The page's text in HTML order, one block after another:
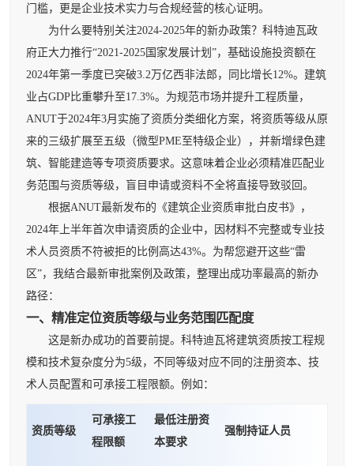
门槛，更是企业技术实力与合规经营的核心证明。
为什么要特别关注2024-2025年的新办政策？科特迪瓦政
府正大力推行“2021-2025国家发展计划”，基础设施投资额在
2024年第一季度已突破3.2万亿西非法郎，同比增长12%。建筑
业占GDP比重攀升至17.3%。为规范市场并提升工程质量，
ANUT于2024年3月实施了资质分类细化方案，将资质等级从原
来的三级扩展至五级（微型PME至特级企业），并新增绿色建
筑、智能建造等专项资质要求。这意味着企业必须精准匹配业
务范围与资质等级，盲目申请或资料不全将直接导致驳回。
根据ANUT最新发布的《建筑企业资质审批白皮书》，
2024年上半年首次申请资质的企业中，因材料不完整或专业技
术人员资质不符被拒的比例高达43%。为帮您避开这些“雷
区”，我结合最新审批案例及政策，整理出成功率最高的新办
路径：
一、精准定位资质等级与业务范围匹配度
这是新办成功的首要前提。科特迪瓦将建筑资质按工程规
模和技术复杂度分为5级，不同等级对应不同的注册资本、技
术人员配置和可承接工程限额。例如：
资质等级
可承接工
程限额
最低注册资
本要求
强制持证人员